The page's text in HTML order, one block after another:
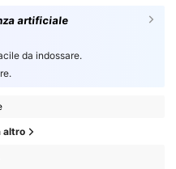
artificiale
da indossare.
altro